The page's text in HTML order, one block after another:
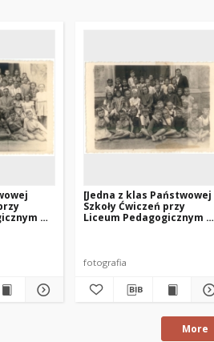
w
[Jedna z klas Państwowej
Szkoły Ćwiczeń przy
Liceum Pedagogicznym w
fotografia
More